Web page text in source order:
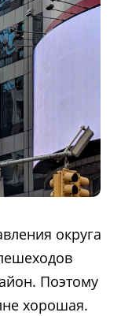
округа
Поэтому
хорошая.